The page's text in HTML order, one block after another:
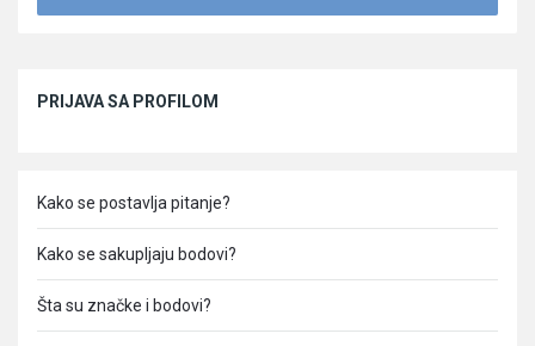
PRIJAVA SA PROFILOM
Kako se postavlja pitanje?
Kako se sakupljaju bodovi?
Šta su značke i bodovi?